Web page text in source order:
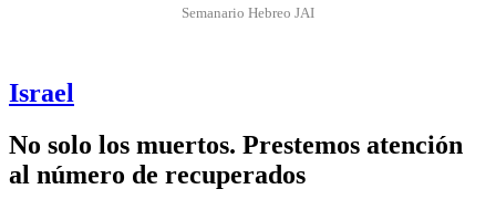
Semanario Hebreo JAI
Israel
No solo los muertos. Prestemos atención
al número de recuperados